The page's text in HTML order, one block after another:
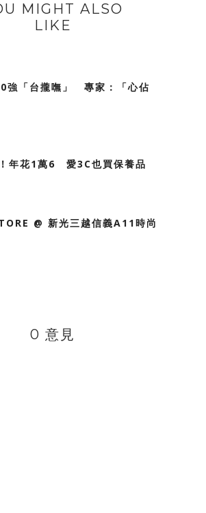
MIGHT ALSO
LIKE
強「台攏嘸」 專家：「心佔
年花1萬6 愛3C也買保養品
@ 新光三越信義A11時尚
0 意見